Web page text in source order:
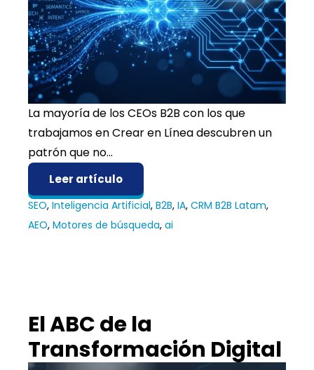
La mayoría de los CEOs B2B con los que
trabajamos en Crear en Línea descubren un
patrón que no...
Leer artículo
SEO, Inteligencia Artificial, B2B, IA, CRM B2B Latam,
AEO, Motores de búsqueda, ai
El ABC de la
Transformación Digital